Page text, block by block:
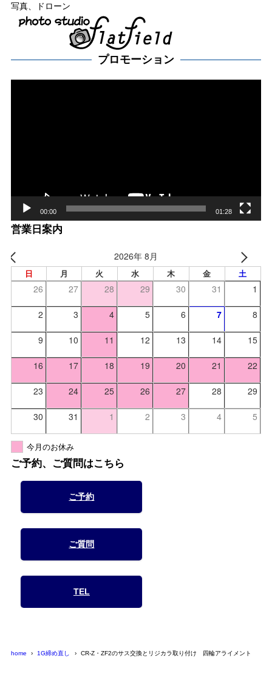
写真、ドローン
プロモーション
00:00 01:28
営業日案内
2026年 8月
日 月 火 水 木 金 土
26 27 28 29 30 31 1
2 3 4 5 6 7 8
9 10 11 12 13 14 15
16 17 18 19 20 21 22
23 24 25 26 27 28 29
30 31 1 2 3 4 5
今月のお休み
ご予約、ご質問はこちら
ご予約
ご質問
TEL
home 1G締め直し CR-Z・ZF2のサス交換とリジカラ取り付け 四輪アライメント